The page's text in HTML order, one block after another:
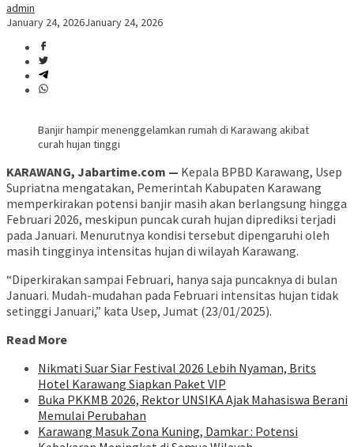
admin
January 24, 2026January 24, 2026
Banjir hampir menenggelamkan rumah di Karawang akibat
curah hujan tinggi
KARAWANG, Jabartime.com — Kepala BPBD Karawang, Usep
Supriatna mengatakan, Pemerintah Kabupaten Karawang
memperkirakan potensi banjir masih akan berlangsung hingga
Februari 2026, meskipun puncak curah hujan diprediksi terjadi
pada Januari. Menurutnya kondisi tersebut dipengaruhi oleh
masih tingginya intensitas hujan di wilayah Karawang.
“Diperkirakan sampai Februari, hanya saja puncaknya di bulan
Januari. Mudah-mudahan pada Februari intensitas hujan tidak
setinggi Januari,” kata Usep, Jumat (23/01/2025).
Read More
Nikmati Suar Siar Festival 2026 Lebih Nyaman, Brits
Hotel Karawang Siapkan Paket VIP
Buka PKKMB 2026, Rektor UNSIKA Ajak Mahasiswa Berani
Memulai Perubahan
Karawang Masuk Zona Kuning, Damkar : Potensi